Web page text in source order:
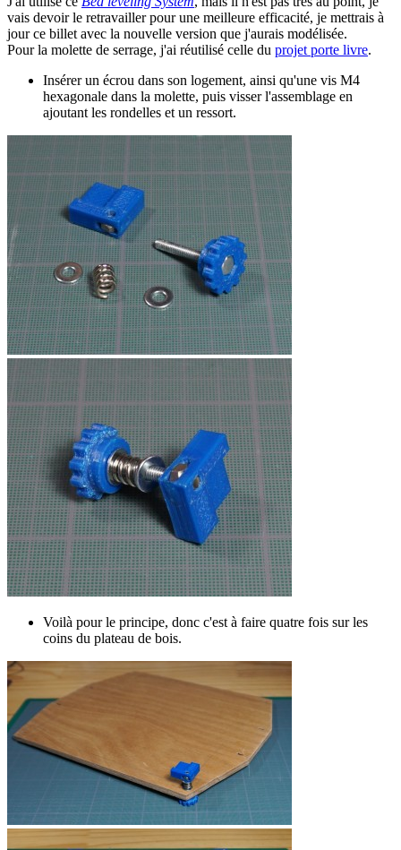
vais devoir le retravailler pour une meilleure efficacité, je mettrais à
jour ce billet avec la nouvelle version que j'aurais modélisée.
Pour la molette de serrage, j'ai réutilisé celle du projet porte livre.
Insérer un écrou dans son logement, ainsi qu'une vis M4
hexagonale dans la molette, puis visser l'assemblage en
ajoutant les rondelles et un ressort.
Voilà pour le principe, donc c'est à faire quatre fois sur les
coins du plateau de bois.